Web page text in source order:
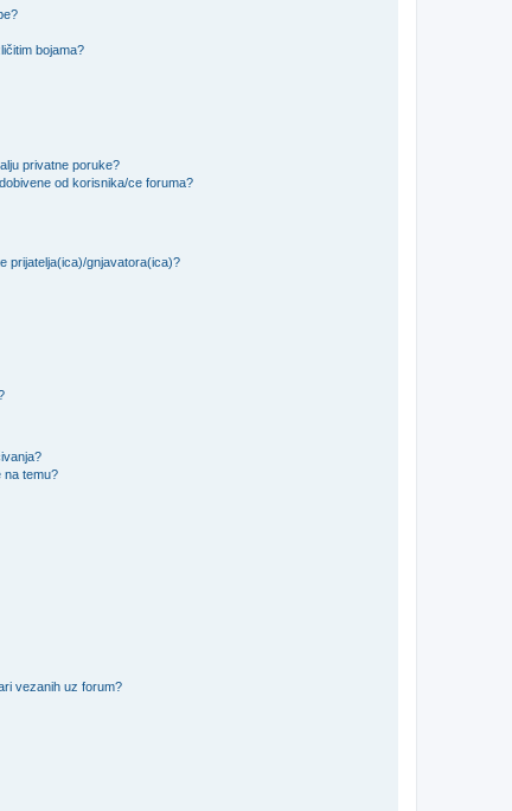
bojama?
privatne poruke?
od korisnika/ce foruma?
prijatelja(ica)/gnjavatora(ica)?
na temu?
vezanih uz forum?